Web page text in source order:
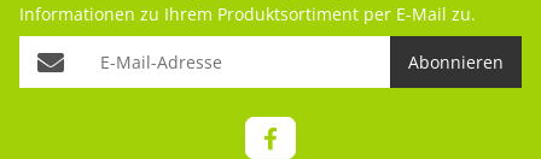
Informationen zu Ihrem Produktsortiment per E-Mail zu.
Abonnieren